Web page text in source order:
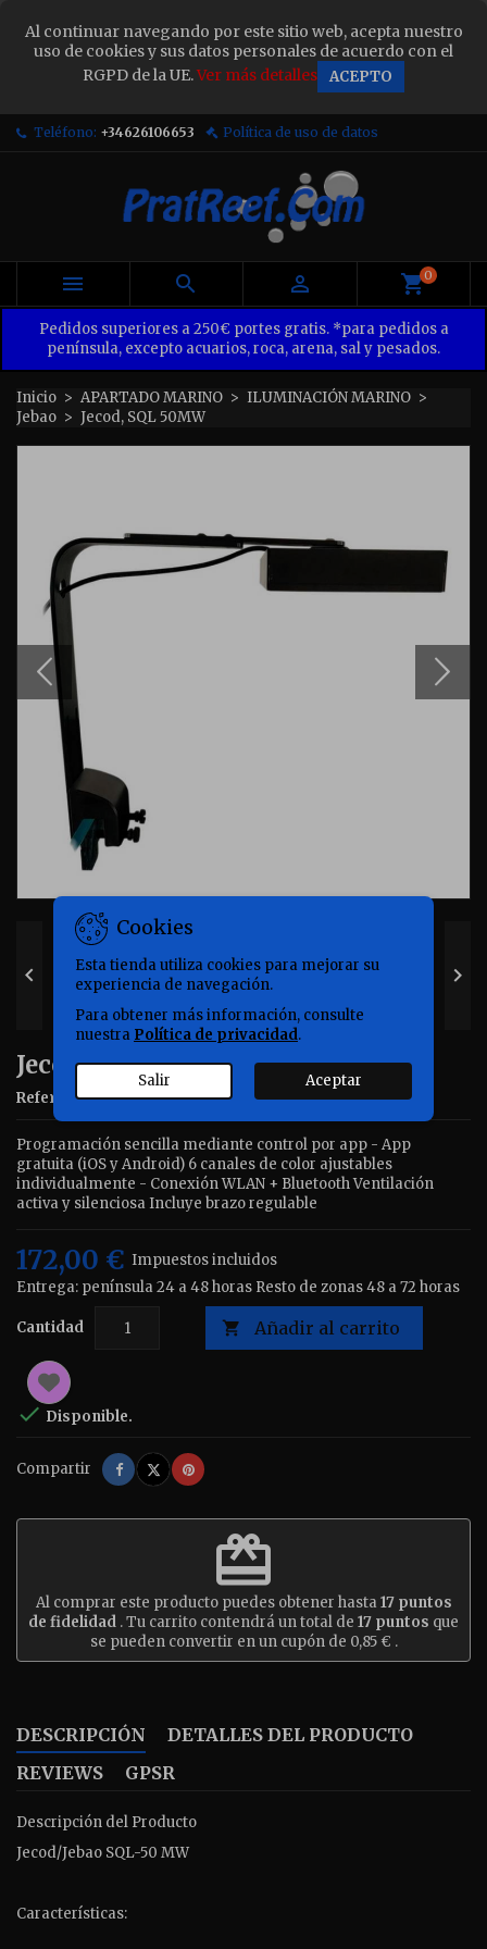
Al continuar navegando por este sitio web, acepta nuestro
uso de cookies y sus datos personales de acuerdo con el
RGPD de la UE.Ver más detalles ACEPTO
Teléfono: +34626106653 Política de uso de datos
   0
Pedidos superiores a 250€ portes gratis. *para pedidos a
península, excepto acuarios, roca, arena, sal y pesados.
Inicio APARTADO MARINO
ILUMINACIÓN MARINO
Jebao
Jecod, SQL 50MW
 
Jecod, SQL 50MW
ReferenciaJESQL050 Marca Jebao
Programación sencilla mediante control por app - App
gratuita (iOS y Android) 6 canales de color ajustables
individualmente - Conexión WLAN + Bluetooth Ventilación
activa y silenciosa Incluye brazo regulable
172,00 € Impuestos incluidos
Entrega: península 24 a 48 horas Resto de zonas 48 a 72 horas
Cantidad  Añadir al carrito
 Disponible.
Compartir Compartir
TuitearPinterest
redeem
Al comprar este producto puedes obtener hasta17puntos
de fidelidad . Tu carrito contendrá un total de 17 puntos que
se pueden convertir en un cupón de 0,85 € .
DESCRIPCIÓN
DETALLES DEL PRODUCTO
REVIEWS
GPSR
Descripción del Producto
Jecod/Jebao SQL-50 MW
Características:
Cookies
Esta tienda utiliza cookies para mejorar su
experiencia de navegación.
Para obtener más información, consulte
nuestra Política de privacidad.
Salir Aceptar
Sign in ×
You need to be logged in to save products in your
wish list.